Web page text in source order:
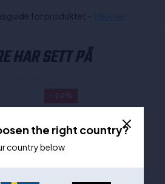
for produktet -
HAR SETT PÅ
the right country?
country below